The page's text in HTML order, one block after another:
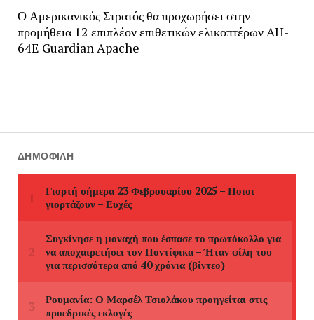
Ο Αμερικανικός Στρατός θα προχωρήσει στην
προμήθεια 12 επιπλέον επιθετικών ελικοπτέρων AH-
64E Guardian Apache
ΔΗΜΟΦΙΛΉ